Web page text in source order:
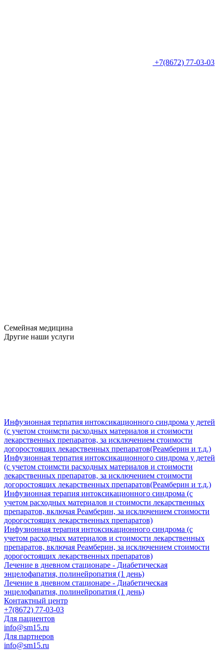
+7(8672) 77-03-03
Семейная медицина
Другие наши услуги
Инфузионная терпатия интоксикационного синдрома у детей
(с учетом стоимсти расходных материалов и стоимости
лекарственных препаратов, за исключением стоимости
догоростоящих лекарственных препаратов(Реамберин и т.д.)
Инфузионная терпатия интоксикационного синдрома у детей
(с учетом стоимсти расходных материалов и стоимости
лекарственных препаратов, за исключением стоимости
догоростоящих лекарственных препаратов(Реамберин и т.д.)
Инфузионная терапия интоксикационного синдрома (с
учетом расходных материалов и стоимости лекарственных
препаратов, включая Реамберин, за исключением стоимости
дорогостоящих лекарственных препаратов)
Инфузионная терапия интоксикационного синдрома (с
учетом расходных материалов и стоимости лекарственных
препаратов, включая Реамберин, за исключением стоимости
дорогостоящих лекарственных препаратов)
Лечение в дневном стационаре - Диабетическая
энцелофапатия, полинейропатия (1 день)
Лечение в дневном стационаре - Диабетическая
энцелофапатия, полинейропатия (1 день)
Контактный центр
+7(8672) 77-03-03
Для пациентов
info@sm15.ru
Для партнеров
info@sm15.ru